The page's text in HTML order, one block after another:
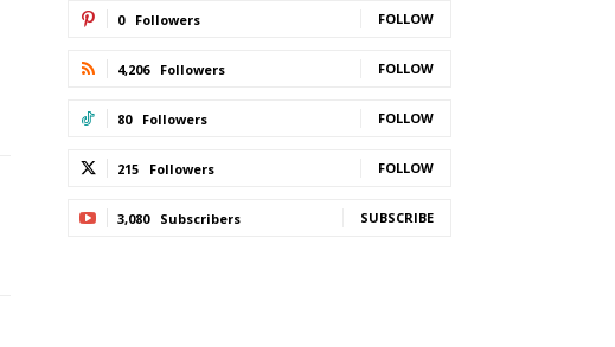
0 Followers FOLLOW
4,206 Followers FOLLOW
80 Followers FOLLOW
215 Followers FOLLOW
3,080 Subscribers SUBSCRIBE